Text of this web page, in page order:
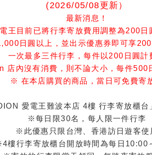
(2026/05/08更新）
最新消息！
王目前已將行李寄放費用調整為200日
日圓以上，並出示優惠券即可享200
一次最多三件行李，每件以200日圓計
店內沒有消費，則不論大小，每件500
※ 在本店購買的商品，當日可免費寄
愛電王難波本店 4樓 行李寄放櫃台
※每日限30名，每人限一件行李
※此優惠只限台灣、香港訪日遊客使
樓行李寄放櫃台開放時間為每日10:00